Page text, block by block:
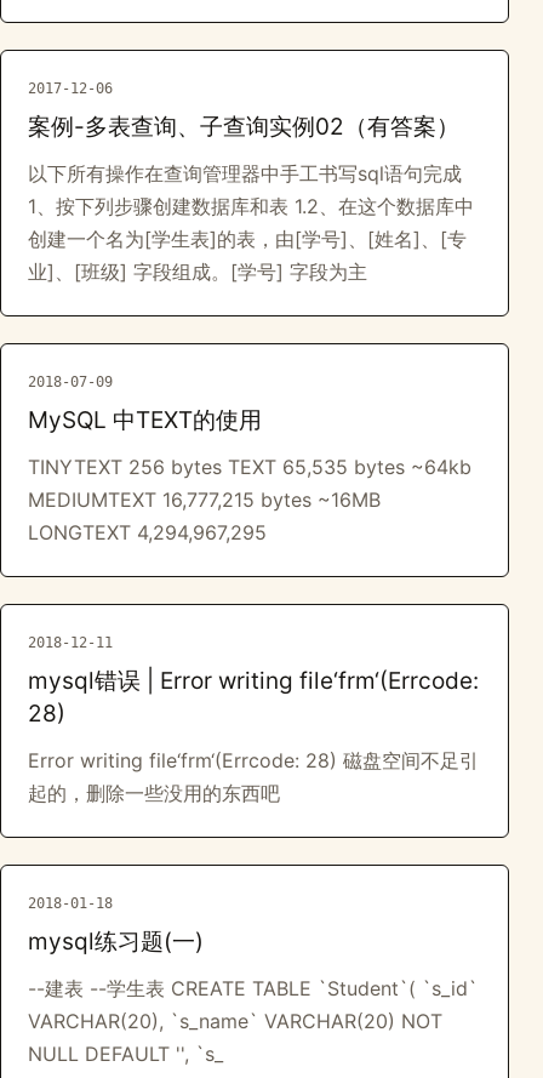
2017-12-06
案例-多表查询、子查询实例02（有答案）
以下所有操作在查询管理器中手工书写sql语句完成
1、按下列步骤创建数据库和表 1.2、在这个数据库中
创建一个名为[学生表]的表，由[学号]、[姓名]、[专
业]、[班级] 字段组成。[学号] 字段为主
2018-07-09
MySQL 中TEXT的使用
TINYTEXT 256 bytes TEXT 65,535 bytes ~64kb
MEDIUMTEXT 16,777,215 bytes ~16MB
LONGTEXT 4,294,967,295
2018-12-11
mysql错误 | Error writing file‘frm‘(Errcode:
28)
Error writing file‘frm‘(Errcode: 28) 磁盘空间不足引
起的，删除一些没用的东西吧
2018-01-18
mysql练习题(一)
--建表 --学生表 CREATE TABLE `Student`( `s_id`
VARCHAR(20), `s_name` VARCHAR(20) NOT
NULL DEFAULT '', `s_